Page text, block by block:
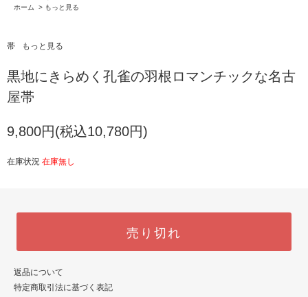
ホーム
> もっと見る
帯 もっと見る
黒地にきらめく孔雀の羽根ロマンチックな名古
屋帯
9,800円(税込10,780円)
在庫状況 在庫無し
売り切れ
返品について
特定商取引法に基づく表記